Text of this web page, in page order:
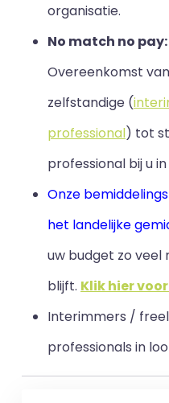
organisatie.
No match no pay:
Overeenkomst
zelfstandige (
professional) tot
professional bij u
Onze
het landelijke
uw budget zo veel
blijft. Klik hier
Interimmers /
professionals in